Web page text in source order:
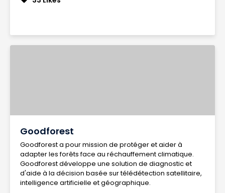
Goodforest
Goodforest a pour mission de protéger et aider à
adapter les forêts face au réchauffement climatique.
Goodforest développe une solution de diagnostic et
d'aide à la décision basée sur télédétection satellitaire,
intelligence artificielle et géographique.